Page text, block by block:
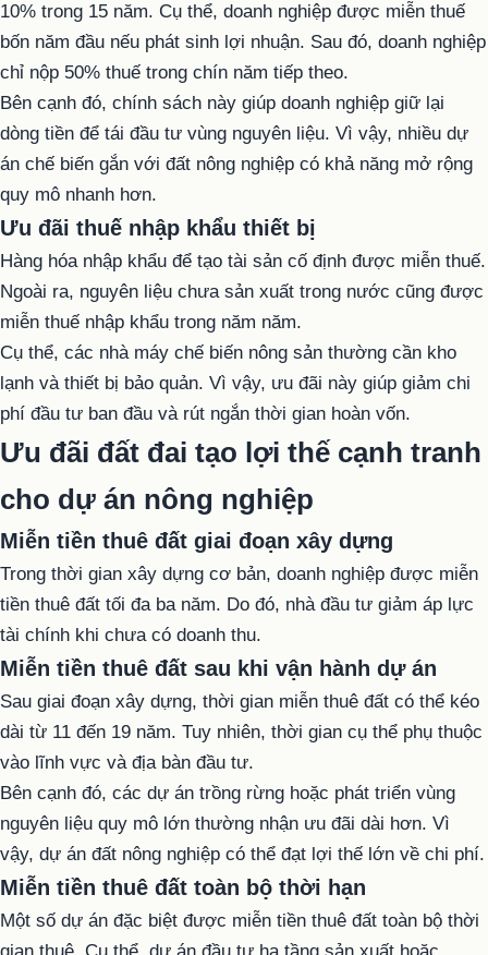
10% trong 15 năm. Cụ thể, doanh nghiệp được miễn thuế
bốn năm đầu nếu phát sinh lợi nhuận. Sau đó, doanh nghiệp
chỉ nộp 50% thuế trong chín năm tiếp theo.
Bên cạnh đó, chính sách này giúp doanh nghiệp giữ lại
dòng tiền để tái đầu tư vùng nguyên liệu. Vì vậy, nhiều dự
án chế biến gắn với đất nông nghiệp có khả năng mở rộng
quy mô nhanh hơn.
Ưu đãi thuế nhập khẩu thiết bị
Hàng hóa nhập khẩu để tạo tài sản cố định được miễn thuế.
Ngoài ra, nguyên liệu chưa sản xuất trong nước cũng được
miễn thuế nhập khẩu trong năm năm.
Cụ thể, các nhà máy chế biến nông sản thường cần kho
lạnh và thiết bị bảo quản. Vì vậy, ưu đãi này giúp giảm chi
phí đầu tư ban đầu và rút ngắn thời gian hoàn vốn.
Ưu đãi đất đai tạo lợi thế cạnh tranh
cho dự án nông nghiệp
Miễn tiền thuê đất giai đoạn xây dựng
Trong thời gian xây dựng cơ bản, doanh nghiệp được miễn
tiền thuê đất tối đa ba năm. Do đó, nhà đầu tư giảm áp lực
tài chính khi chưa có doanh thu.
Miễn tiền thuê đất sau khi vận hành dự án
Sau giai đoạn xây dựng, thời gian miễn thuê đất có thể kéo
dài từ 11 đến 19 năm. Tuy nhiên, thời gian cụ thể phụ thuộc
vào lĩnh vực và địa bàn đầu tư.
Bên cạnh đó, các dự án trồng rừng hoặc phát triển vùng
nguyên liệu quy mô lớn thường nhận ưu đãi dài hơn. Vì
vậy, dự án đất nông nghiệp có thể đạt lợi thế lớn về chi phí.
Miễn tiền thuê đất toàn bộ thời hạn
Một số dự án đặc biệt được miễn tiền thuê đất toàn bộ thời